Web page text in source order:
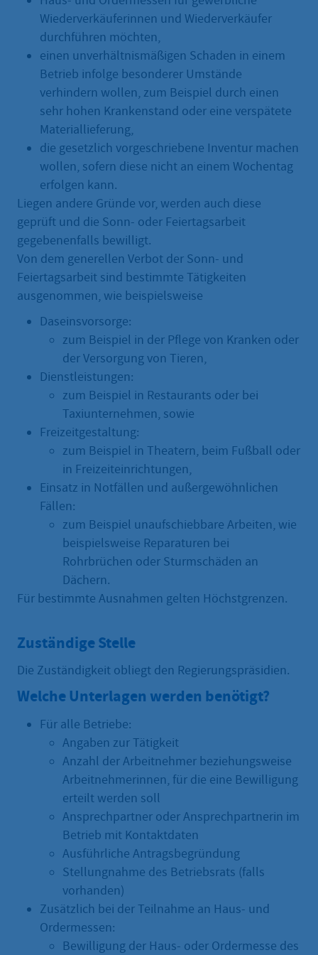
Wiederverkäuferinnen und Wiederverkäufer
durchführen möchten,
einen unverhältnismäßigen Schaden in einem
Betrieb infolge besonderer Umstände
verhindern wollen, zum Beispiel durch einen
sehr hohen Krankenstand oder eine verspätete
Materiallieferung,
die gesetzlich vorgeschriebene Inventur machen
wollen, sofern diese nicht an einem Wochentag
erfolgen kann.
Liegen andere Gründe vor, werden auch diese
geprüft und die Sonn- oder Feiertagsarbeit
gegebenenfalls bewilligt.
Von dem generellen Verbot der Sonn- und
Feiertagsarbeit sind bestimmte Tätigkeiten
ausgenommen, wie beispielsweise
Daseinsvorsorge:
zum Beispiel in der Pflege von Kranken oder
der Versorgung von Tieren,
Dienstleistungen:
zum Beispiel in Restaurants oder bei
Taxiunternehmen, sowie
Freizeitgestaltung:
zum Beispiel in Theatern, beim Fußball oder
in Freizeiteinrichtungen,
Einsatz in Notfällen und außergewöhnlichen
Fällen:
zum Beispiel unaufschiebbare Arbeiten, wie
beispielsweise Reparaturen bei
Rohrbrüchen oder Sturmschäden an
Dächern.
Für bestimmte Ausnahmen gelten Höchstgrenzen.
Zuständige Stelle
Die Zuständigkeit obliegt den Regierungspräsidien.
Welche Unterlagen werden benötigt?
Für alle Betriebe:
Angaben zur Tätigkeit
Anzahl der Arbeitnehmer beziehungsweise
Arbeitnehmerinnen, für die eine Bewilligung
erteilt werden soll
Ansprechpartner oder Ansprechpartnerin im
Betrieb mit Kontaktdaten
Ausführliche Antragsbegründung
Stellungnahme des Betriebsrats (falls
vorhanden)
Zusätzlich bei der Teilnahme an Haus- und
Ordermessen:
Bewilligung der Haus- oder Ordermesse des